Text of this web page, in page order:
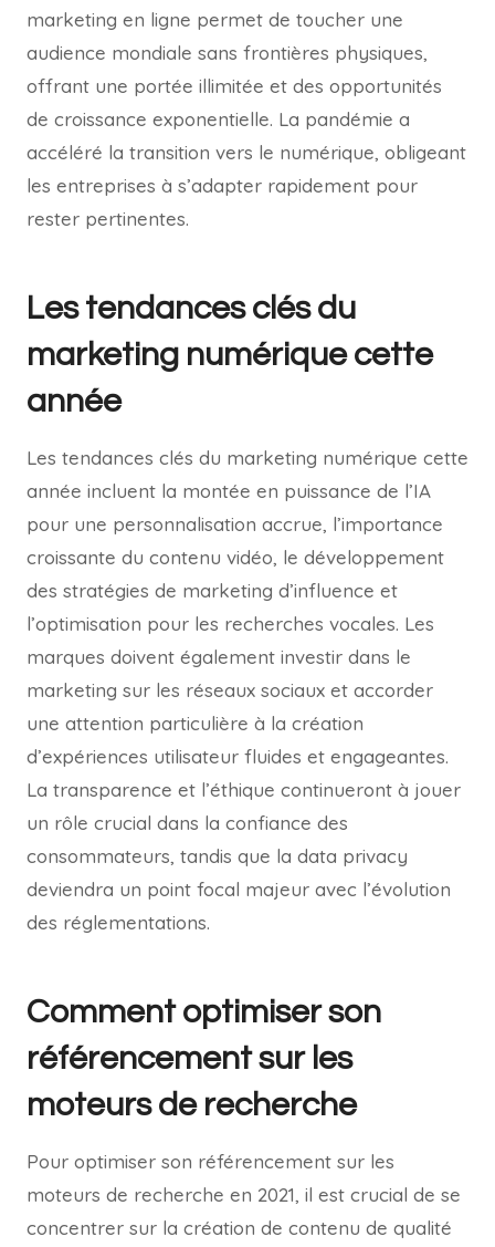
marketing en ligne permet de toucher une
audience mondiale sans frontières physiques,
offrant une portée illimitée et des opportunités
de croissance exponentielle. La pandémie a
accéléré la transition vers le numérique, obligeant
les entreprises à s’adapter rapidement pour
rester pertinentes.
Les tendances clés du
marketing numérique cette
année
Les tendances clés du marketing numérique cette
année incluent la montée en puissance de l’IA
pour une personnalisation accrue, l’importance
croissante du contenu vidéo, le développement
des stratégies de marketing d’influence et
l’optimisation pour les recherches vocales. Les
marques doivent également investir dans le
marketing sur les réseaux sociaux et accorder
une attention particulière à la création
d’expériences utilisateur fluides et engageantes.
La transparence et l’éthique continueront à jouer
un rôle crucial dans la confiance des
consommateurs, tandis que la data privacy
deviendra un point focal majeur avec l’évolution
des réglementations.
Comment optimiser son
référencement sur les
moteurs de recherche
Pour optimiser son référencement sur les
moteurs de recherche en 2021, il est crucial de se
concentrer sur la création de contenu de qualité